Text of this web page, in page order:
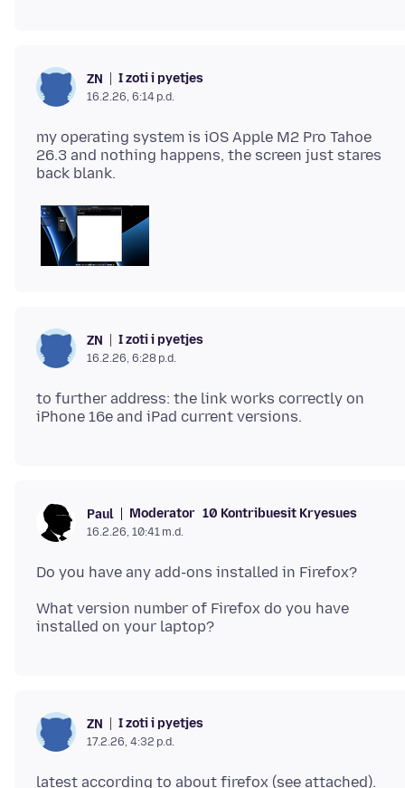
ZN I zoti i pyetjes
16.2.26, 6:14 p.d.
my operating system is iOS Apple M2 Pro Tahoe
26.3 and nothing happens, the screen just stares
ZN I zoti i pyetjes
16.2.26, 6:28 p.d.
to further address: the link works correctly on
Paul Moderator 10 Kontribuesit Kryesues
16.2.26, 10:41 m.d.
What version number of Firefox do you have
ZN I zoti i pyetjes
17.2.26, 4:32 p.d.
latest according to about firefox (see attached).